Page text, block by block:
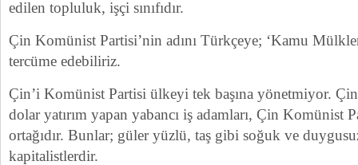
edilen topluluk, işçi sınıfıdır.
Çin Komünist Partisi’nin adını Türkçeye; ‘Kamu
tercüme edebiliriz.
Çin’i Komünist Partisi ülkeyi tek başına yönetmiyor.
dolar yatırım yapan yabancı iş adamları, Çin Komünist
ortağıdır. Bunlar; güler yüzlü, taş gibi soğuk ve
kapitalistlerdir.